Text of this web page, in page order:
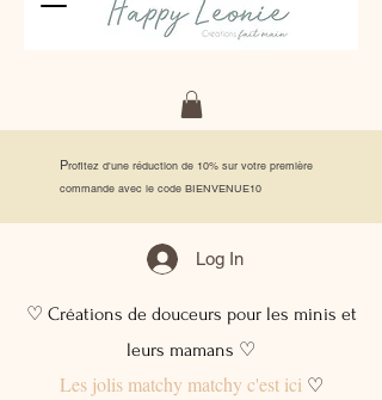
Profitez d'une réduction de 10% sur votre première
commande avec le code BIENVENUE10
Log In
♡ Créations de douceurs pour les minis et
leurs mamans ♡
Les jolis matchy matchy c'est ici♡